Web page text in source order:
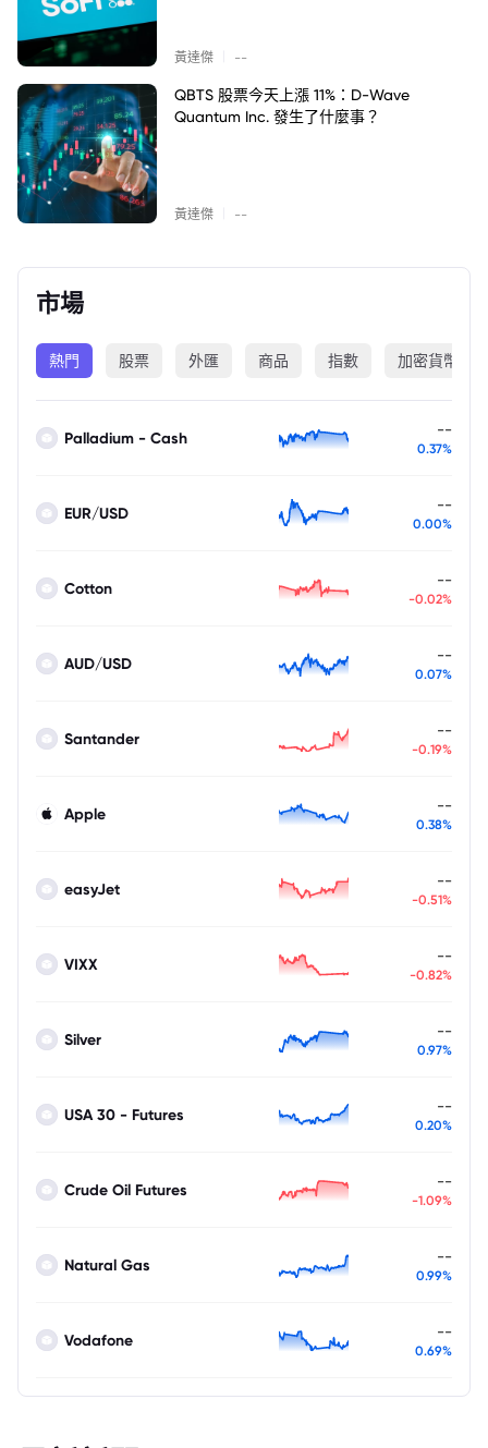
黃達傑 --
QBTS 股票今天上漲 11%：D-Wave
Quantum Inc. 發生了什麼事？
黃達傑 --
市場
熱門 股票 外匯 商品 指數 加密貨幣
Palladium - Cash --
0.37%
EUR/USD --
0.00%
Cotton --
-0.02%
AUD/USD --
0.07%
Santander --
-0.19%
Apple --
0.38%
easyJet --
-0.51%
VIXX --
-0.82%
Silver --
0.97%
USA 30 - Futures --
0.20%
Crude Oil Futures --
-1.09%
Natural Gas --
0.99%
Vodafone --
0.69%